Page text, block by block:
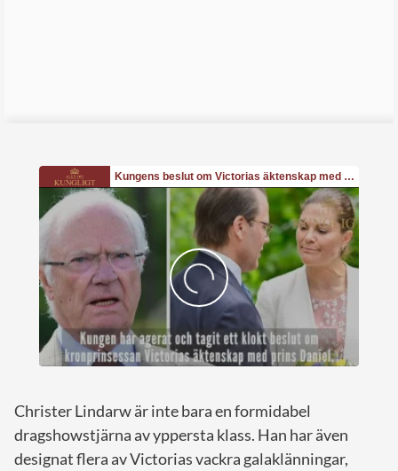
Christer Lindarw är inte bara en formidabel
dragshowstjärna av yppersta klass. Han har även
designat flera av Victorias vackra galaklänningar,